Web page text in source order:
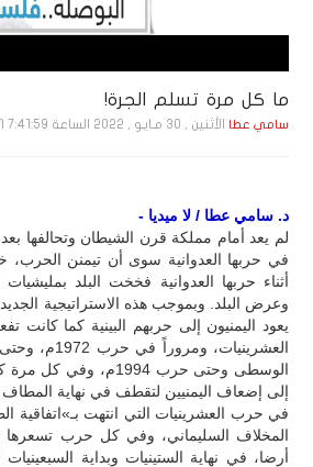
ما كل مرة تسلم الجرة!
سامي عطا الأثنين , 30 مـايـو , 2022 الساعة 7:41:59 PM
د. سامي عطا / لا ميديا -
لم يعد أمام مملكة قرن الشيطان وتحالفها
في حربها العدوانية سوى أن تيمنن الحرب،
أثناء حربها العدوانية فخخت البلد
وعرض البلد. وبموجب هذه الاستراتيجية
يعود اليمنيون إلى حربهم البينية كما كانت
الوسطى وحتى حرب
إلى إضعاف اليمنيين لتقطف في نهاية المطاف
في حرب العشرينيات التي انتهت بـ»اتفاقية
المخلاف السليماني، وفي كل حرب تسعرها
أرضا، في نهاية الستينيات وبداية